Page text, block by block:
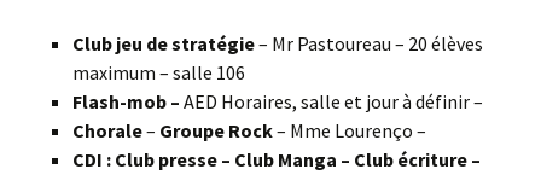
Club jeu de stratégie– Mr Pastoureau – 20 élèves
maximum – salle 106
Flash-mob – AED Horaires, salle et jour à définir –
Chorale– Groupe Rock– Mme Lourenço –
CDI : Club presse – Club Manga – Club écriture –